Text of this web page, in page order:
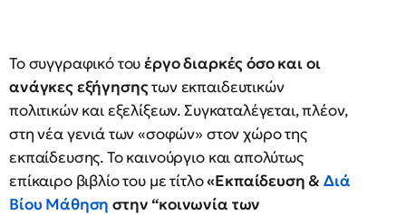
Το συγγραφικό τουέργο διαρκές όσο και οι
ανάγκες εξήγησηςτων εκπαιδευτικών
πολιτικών και εξελίξεων. Συγκαταλέγεται, πλέον,
στη νέα γενιά των «σοφών» στον χώρο της
εκπαίδευσης. Το καινούργιο και απολύτως
επίκαιρο βιβλίο του με τίτλο«Εκπαίδευση &Διά
Βίου Μάθηση στην “κοινωνία των